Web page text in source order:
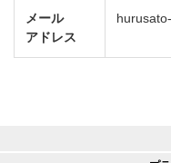
メール
アドレス